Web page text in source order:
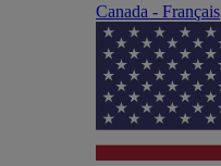
Canada - Français